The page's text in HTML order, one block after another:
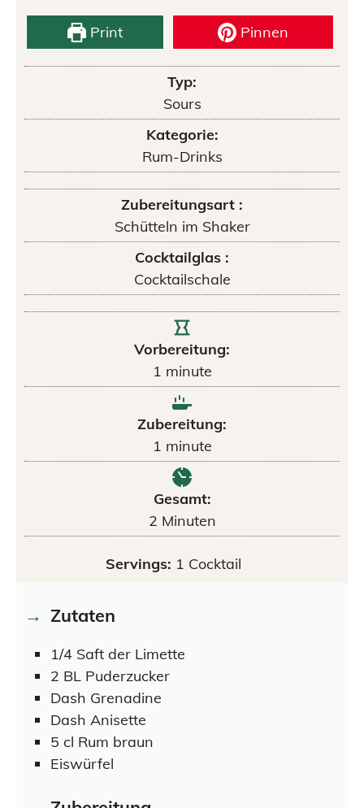
Print Pinnen
Typ:
Sours
Kategorie:
Rum-Drinks
Zubereitungsart :
Schütteln im Shaker
Cocktailglas :
Cocktailschale
Vorbereitung:
1 minute
Zubereitung:
1 minute
Gesamt:
2 Minuten
Servings: 1 Cocktail
Zutaten
1/4 Saft der Limette
2 BL Puderzucker
Dash Grenadine
Dash Anisette
5 cl Rum braun
Eiswürfel